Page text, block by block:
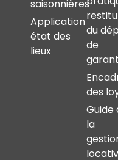
saisonnières
Application
état des
lieux
du
de
des
Guide
la